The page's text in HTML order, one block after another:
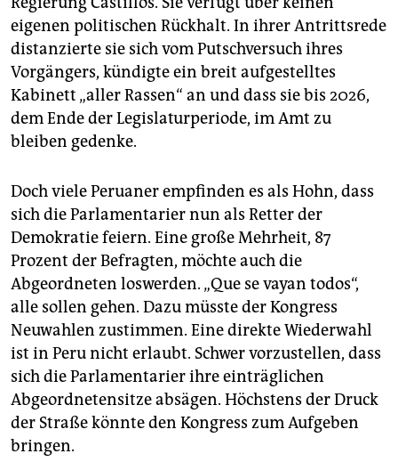
eigenen politischen Rückhalt. In ihrer Antrittsrede
distanzierte sie sich vom Putschversuch ihres
Vorgängers, kündigte ein breit aufgestelltes
Kabinett „aller Rassen“ an und dass sie bis 2026,
dem Ende der Legislaturperiode, im Amt zu
bleiben gedenke.
Doch viele Peruaner empfinden es als Hohn, dass
sich die Parlamentarier nun als Retter der
Demokratie feiern. Eine große Mehrheit, 87
Prozent der Befragten, möchte auch die
Abgeordneten loswerden. „Que se vayan todos“,
alle sollen gehen. Dazu müsste der Kongress
Neuwahlen zustimmen. Eine direkte Wiederwahl
ist in Peru nicht erlaubt. Schwer vorzustellen, dass
sich die Parlamentarier ihre einträglichen
Abgeordnetensitze absägen. Höchstens der Druck
der Straße könnte den Kongress zum Aufgeben
bringen.